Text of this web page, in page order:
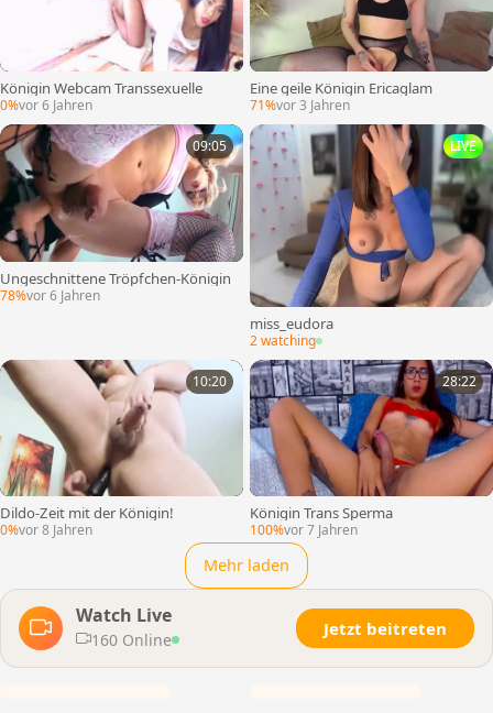
Königin Webcam Transsexuelle
0%vor 6 Jahren
Eine geile Königin Ericaglam
71%vor 3 Jahren
09:05
Ungeschnittene Tröpfchen-Königin
78%vor 6 Jahren
LIVE
miss_eudora
2 watching
10:20
Dildo-Zeit mit der Königin!
0%vor 8 Jahren
28:22
Königin Trans Sperma
100%vor 7 Jahren
Mehr laden
Watch Live
160 Online
Jetzt beitreten